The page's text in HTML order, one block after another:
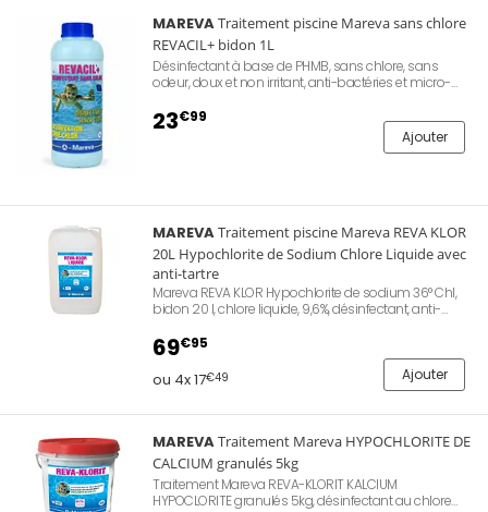
MAREVATraitement piscine Mareva sans chlore
REVACIL+ bidon 1L
Désinfectant à base de PHMB, sans chlore, sans
odeur, doux et non irritant, anti-bactéries et micro-
23€99
Ajouter
MAREVATraitement piscine Mareva REVA KLOR
20L Hypochlorite de Sodium Chlore Liquide avec
anti-tartre
Mareva REVA KLOR Hypochlorite de sodium 36° Chl,
bidon 20 l, chlore liquide, 9,6%, désinfectant, anti-
pompe doseuse.
69€95
ou 4x 17€49 Ajouter
MAREVATraitement Mareva HYPOCHLORITE DE
CALCIUM granulés 5kg
Traitement Mareva REVA-KLORIT KALCIUM
HYPOCLORITE granulés 5kg, désinfectant au chlore